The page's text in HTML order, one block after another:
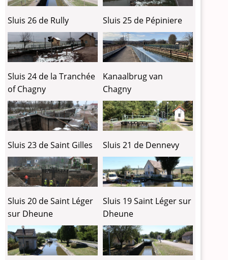
Sluis 26 de Rully Sluis 25 de Pépiniere
Sluis 24 de la Tranchée
of Chagny
Kanaalbrug van
Chagny
Sluis 23 de Saint Gilles Sluis 21 de Dennevy
Sluis 20 de Saint Léger
sur Dheune
Sluis 19 Saint Léger sur
Dheune